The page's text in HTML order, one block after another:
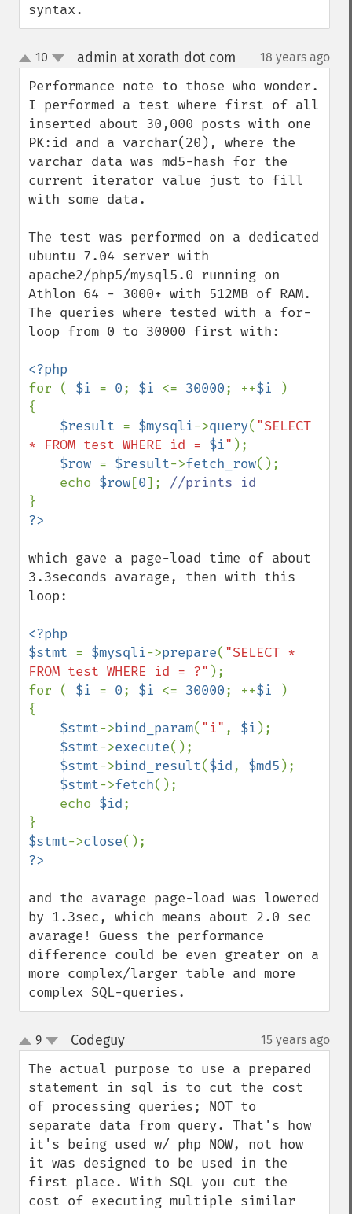
syntax.
up
down
10 admin at xorath dot com 18 years ago
Performance note to those who wonder.
I performed a test where first of all
inserted about 30,000 posts with one
PK:id and a varchar(20), where the
varchar data was md5-hash for the
current iterator value just to fill
with some data.
The test was performed on a dedicated
ubuntu 7.04 server with
apache2/php5/mysql5.0 running on
Athlon 64 - 3000+ with 512MB of RAM.
The queries where tested with a for-
loop from 0 to 30000 first with:
for ( $i = 0; $i <= 30000; ++$i
)
{
$result = $mysqli->query( "SELECT
* FROM test WHERE id = $i" );
$row = $result->fetch_row();
    echo
$row[0];
which gave a page-load time of about
3.3seconds avarage, then with this
loop:
<?php
$stmt = $mysqli->prepare( "SELECT *
FROM test WHERE id = ?" );
for ( $i = 0; $i <= 30000; ++$i
)
{
$stmt->bind_param( "i" , $i );
$stmt->execute();
$stmt->bind_result($id, $md5 );
$stmt->fetch();
    echo
$id;
$stmt->close
and the avarage page-load was lowered
by 1.3sec, which means about 2.0 sec
avarage! Guess the performance
difference could be even greater on a
more complex/larger table and more
complex SQL-queries.
up
down
9 Codeguy¶ 15 years ago
The actual purpose to use a prepared
statement in sql is to cut the cost
of processing queries; NOT to
separate data from query. That's how
it's being used w/ php NOW, not how
it was designed to be used in the
first place. With SQL you cut the
cost of executing multiple similar